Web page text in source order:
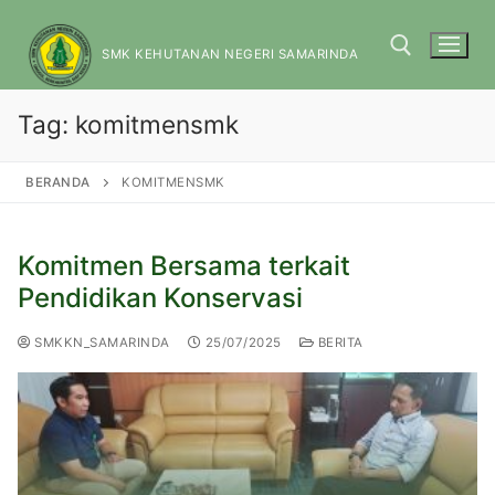
SMK KEHUTANAN NEGERI SAMARINDA
Tag: komitmensmk
BERANDA KOMITMENSMK
Komitmen Bersama terkait
Pendidikan Konservasi
SMKKN_SAMARINDA 25/07/2025 BERITA